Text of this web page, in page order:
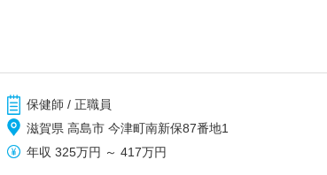
保健師 / 正職員
滋賀県 高島市 今津町南新保87番地1
年収 325万円 ～417万円